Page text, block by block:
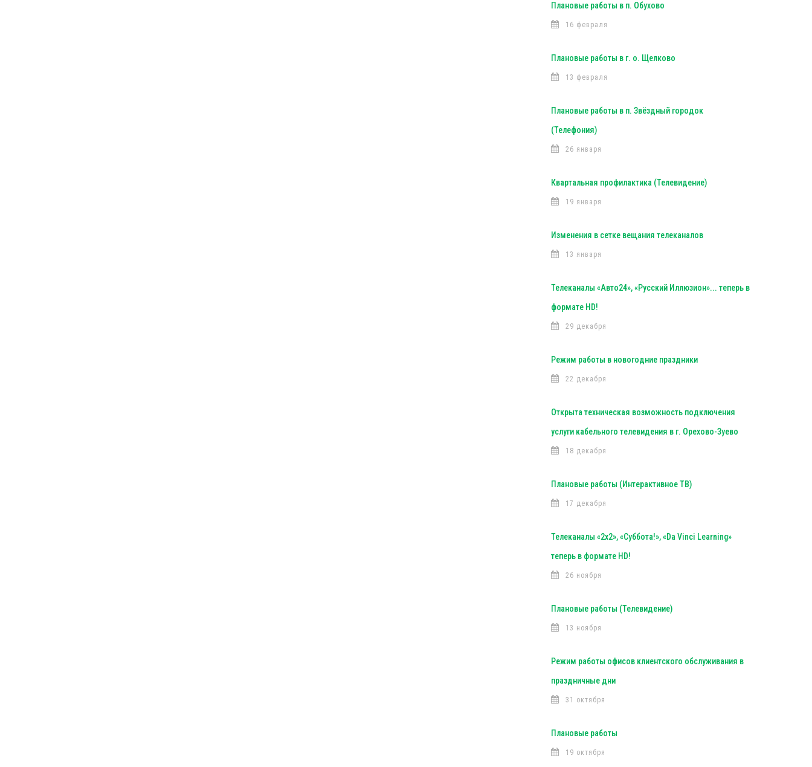
Плановые работы в п. Обухово
16 февраля
Плановые работы в г. о. Щелково
13 февраля
Плановые работы в п. Звёздный городок
(Телефония)
26 января
Квартальная профилактика (Телевидение)
19 января
Изменения в сетке вещания телеканалов
13 января
Телеканалы «Авто24», «Русский Иллюзион»... теперь в
формате HD!
29 декабря
Режим работы в новогодние праздники
22 декабря
Открыта техническая возможность подключения
услуги кабельного телевидения в г. Орехово-Зуево
18 декабря
Плановые работы (Интерактивное ТВ)
17 декабря
Телеканалы «2х2», «Суббота!», «Da Vinci Learning»
теперь в формате HD!
26 ноября
Плановые работы (Телевидение)
13 ноября
Режим работы офисов клиентского обслуживания в
праздничные дни
31 октября
Плановые работы
19 октября